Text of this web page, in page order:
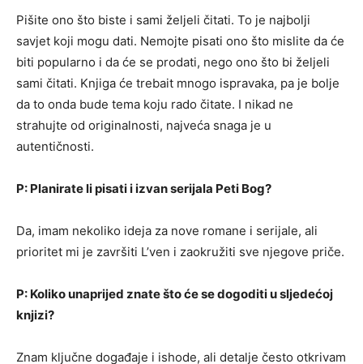
Pišite ono što biste i sami željeli čitati. To je najbolji
savjet koji mogu dati. Nemojte pisati ono što mislite da će
biti popularno i da će se prodati, nego ono što bi željeli
sami čitati. Knjiga će trebait mnogo ispravaka, pa je bolje
da to onda bude tema koju rado čitate. I nikad ne
strahujte od originalnosti, najveća snaga je u
autentičnosti.
P: Planirate li pisati i izvan serijala Peti Bog?
Da, imam nekoliko ideja za nove romane i serijale, ali
prioritet mi je završiti L’ven i zaokružiti sve njegove priče.
P: Koliko unaprijed znate što će se dogoditi u sljedećoj
knjizi?
Znam ključne događaje i ishode, ali detalje često otkrivam